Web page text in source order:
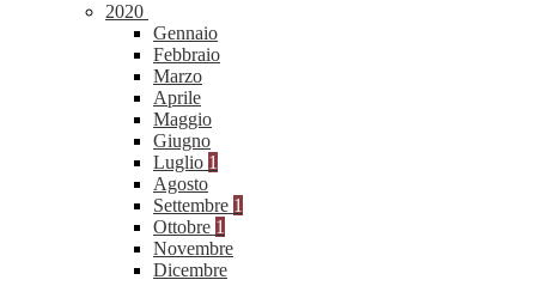
2020
Gennaio
Febbraio
Marzo
Aprile
Maggio
Giugno
Luglio 1
Agosto
Settembre 1
Ottobre 1
Novembre
Dicembre